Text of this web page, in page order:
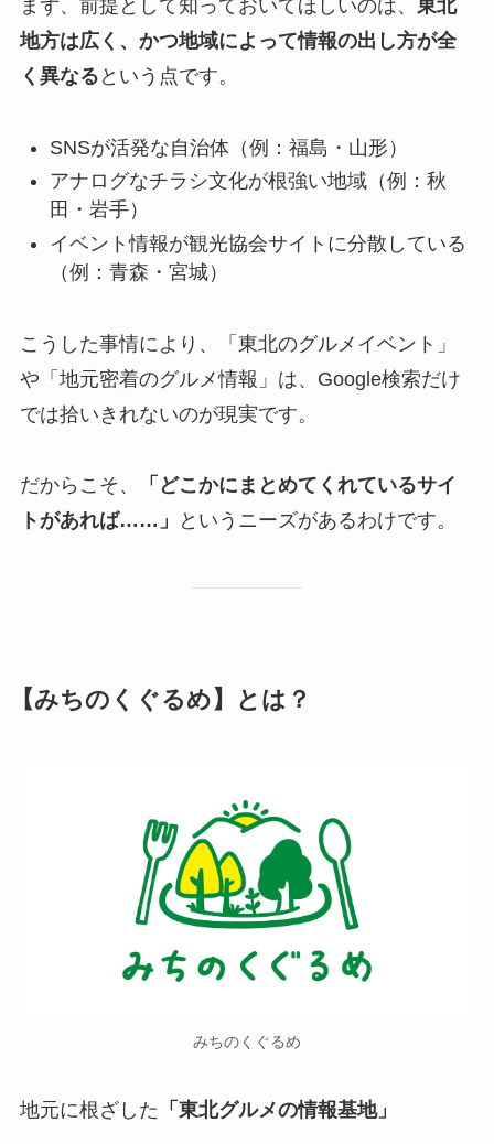
まず、前提として知っておいてほしいのは、 東北
地方は広く、かつ地域によって情報の出し方が全
く異なる という点です。
SNSが活発な自治体（例：福島・山形）
アナログなチラシ文化が根強い地域（例：秋
田・岩手）
イベント情報が観光協会サイトに分散している
（例：青森・宮城）
こうした事情により、「東北のグルメイベント」
や「地元密着のグルメ情報」は、Google検索だけ
では拾いきれないのが現実です。
だからこそ、
「どこかにまとめてくれているサイ
トがあれば……」
というニーズがあるわけです。
【みちのくぐるめ】とは？
みちのくぐるめ
地元に根ざした 「東北グルメの情報基地」